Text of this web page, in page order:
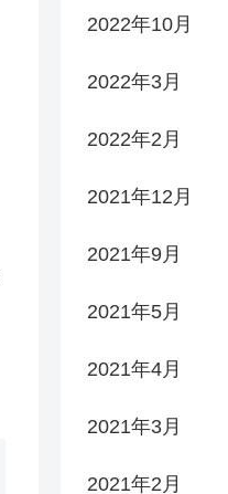
2022年10月
2022年3月
2022年2月
2021年12月
2021年9月
2021年5月
2021年4月
2021年3月
2021年2月